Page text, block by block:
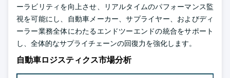
ーラビリティを向上させ、リアルタイムのパフォーマンス監
視を可能にし、自動車メーカー、サプライヤー、およびディ
ーラー業務全体にわたるエンドツーエンドの統合をサポート
し、全体的なサプライチェーンの回復力を強化します。
自動車ロジスティクス市場分析